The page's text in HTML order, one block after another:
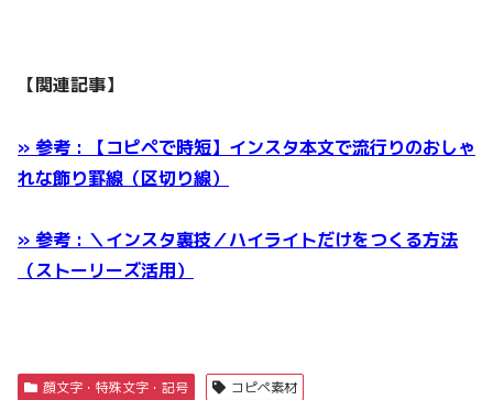
【関連記事】
» 参考 : 【コピペで時短】インスタ本文で流行りのおしゃ
れな飾り罫線（区切り線）
» 参考 : ＼インスタ裏技／ハイライトだけをつくる方法
（ストーリーズ活用）
顔文字・特殊文字・記号
コピペ素材